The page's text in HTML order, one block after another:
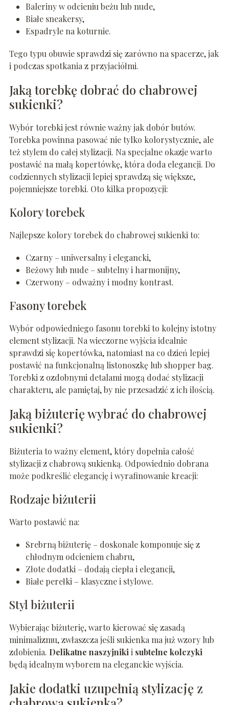
Baleriny w odcieniu beżu lub nude,
Białe sneakersy,
Espadryle na koturnie.
Tego typu obuwie sprawdzi się zarówno na spacerze, jak
i podczas spotkania z przyjaciółmi.
Jaką torebkę dobrać do chabrowej
sukienki?
Wybór torebki jest równie ważny jak dobór butów.
Torebka powinna pasować nie tylko kolorystycznie, ale
też stylem do całej stylizacji. Na specjalne okazje warto
postawić na małą kopertówkę, która doda elegancji. Do
codziennych stylizacji lepiej sprawdzą się większe,
pojemniejsze torebki. Oto kilka propozycji:
Kolory torebek
Najlepsze kolory torebek do chabrowej sukienki to:
Czarny – uniwersalny i elegancki,
Beżowy lub nude – subtelny i harmonijny,
Czerwony – odważny i modny kontrast.
Fasony torebek
Wybór odpowiedniego fasonu torebki to kolejny istotny
element stylizacji. Na wieczorne wyjścia idealnie
sprawdzi się kopertówka, natomiast na co dzień lepiej
postawić na funkcjonalną listonoszkę lub shopper bag.
Torebki z ozdobnymi detalami mogą dodać stylizacji
charakteru, ale pamiętaj, by nie przesadzić z ich ilością.
Jaką biżuterię wybrać do chabrowej
sukienki?
Biżuteria to ważny element, który dopełnia całość
stylizacji z chabrową sukienką. Odpowiednio dobrana
może podkreślić elegancję i wyrafinowanie kreacji:
Rodzaje biżuterii
Warto postawić na:
Srebrną biżuterię – doskonale komponuje się z
chłodnym odcieniem chabru,
Złote dodatki – dodają ciepła i elegancji,
Białe perełki – klasyczne i stylowe.
Styl biżuterii
Wybierając biżuterię, warto kierować się zasadą
minimalizmu, zwłaszcza jeśli sukienka ma już wzory lub
zdobienia. Delikatne naszyjniki i subtelne kolczyki
będą idealnym wyborem na eleganckie wyjścia.
Jakie dodatki uzupełnią stylizację z